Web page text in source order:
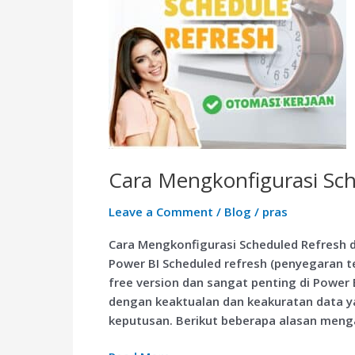
Cara Mengkonfigurasi
Leave a Comment / Blog / pras
Cara Mengkonfigurasi Scheduled Refresh
Power BI Scheduled refresh
free version dan sangat penting di
dengan keaktualan dan keakuratan data
keputusan. Berikut beberapa alasan